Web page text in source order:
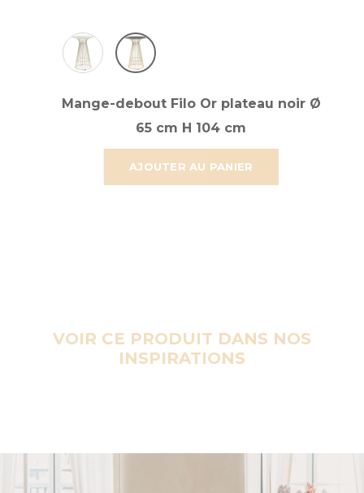
AJOUTER AU PANIER
Mange-debout Filo Or plateau noir Ø
65 cm H 104 cm
VOIR CE PRODUIT DANS NOS
INSPIRATIONS